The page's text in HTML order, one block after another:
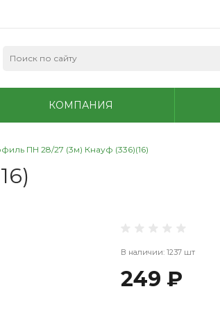
КОМПАНИЯ
ПН 28/27 (3м) Кнауф (336)(16)
В наличии: 1237 шт
249 ₽